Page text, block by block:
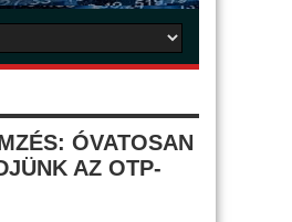
ÓVATOSAN
AZ OTP-